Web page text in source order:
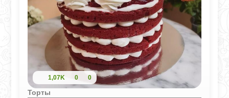
1,07K 0 0
Торты